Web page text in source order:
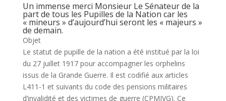
Un immense merci Monsieur Le Sénateur de la
part de tous les Pupilles de la Nation car les
« mineurs » d’aujourd’hui seront les « majeurs »
de demain.
Objet
Le statut de pupille de la nation a été institué par la loi
du 27 juillet 1917 pour accompagner les orphelins
issus de la Grande Guerre. Il est codifié aux articles
L411-1 et suivants du code des pensions militaires
d’invalidité et des victimes de guerre (CPMIVG). Ce